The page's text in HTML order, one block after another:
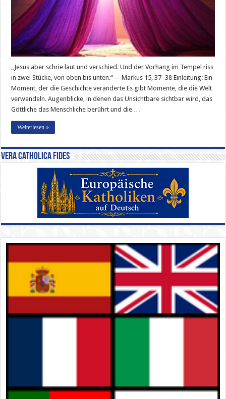
„Jesus aber schrie laut und verschied. Und der Vorhang im Tempel riss
in zwei Stücke, von oben bis unten.“— Markus 15, 37–38 Einleitung: Ein
Moment, der die Geschichte veränderte Es gibt Momente, die die Welt
verwandeln. Augenblicke, in denen das Unsichtbare sichtbar wird, das
Göttliche das Menschliche berührt und die …
Weiterlesen »
Vera Catholica Fides